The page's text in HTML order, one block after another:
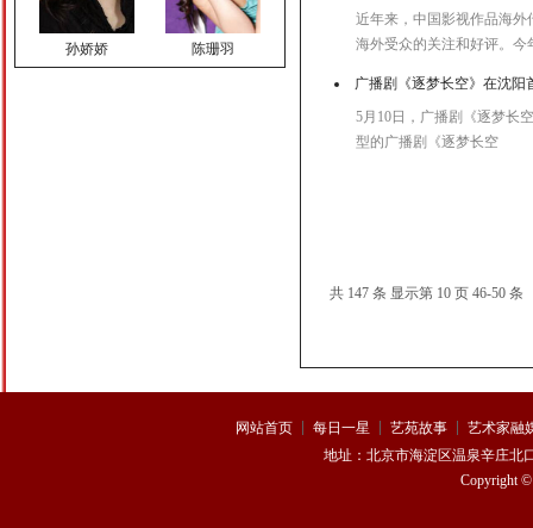
孙娇娇 陈珊羽
近年来，中国影视作品海外
海外受众的关注和好评。
广播剧《逐梦长空》在沈阳
5月10日，广播剧《逐梦长
型的广播剧《逐梦长空
共 147 条 显示第 10 页 46-50 条
网站首页 每日一星 艺苑故事
艺术家融
地址： 北京市海淀区温泉辛庄北
Copyright